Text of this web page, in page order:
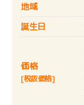
地域
誕生日
価格
[税抜価格]